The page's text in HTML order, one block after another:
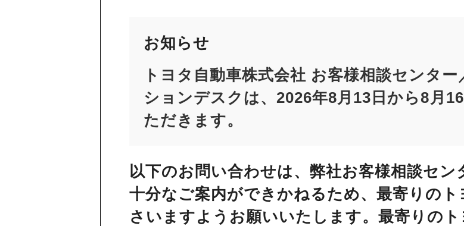
お知らせ
トヨタ自動車株式会社 お客様相談センタ
ションデスクは、2026年8月13日から8月
ただきます。
以下のお問い合わせは、弊社お客様相談セ
十分なご案内ができかねるため、最寄りの
さいますようお願いいたします。最寄りの